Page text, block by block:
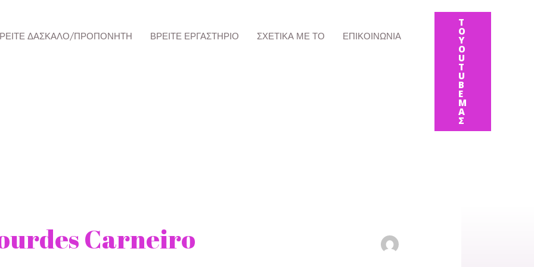
ΔΆΣΚΑΛΟ/ΠΡΟΠΟΝΗΤΉ ΒΡΕΊΤΕ ΕΡΓΑΣΤΉΡΙΟ ΣΧΕΤΙΚΆ ΜΕ ΤΟ ΕΠΙΚΟΙΝΩΝΊΑ
Τ
Ο
Y
O
U
T
U
B
E
Μ
Α
Σ
Carneiro